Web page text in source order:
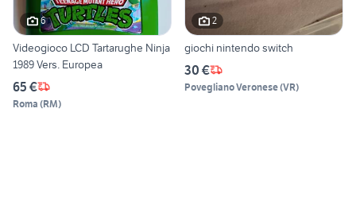
6
Videogioco LCD Tartarughe Ninja
1989 Vers. Europea
65 €
Roma (RM)
2
giochi nintendo switch
30 €
Povegliano Veronese(VR)